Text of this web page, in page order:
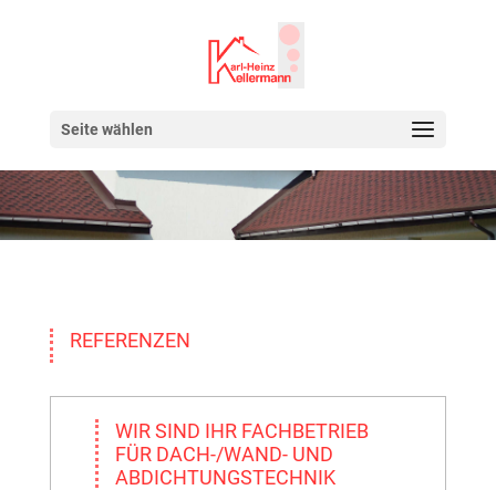
Seite wählen
REFERENZEN
WIR SIND IHR FACHBETRIEB
FÜR DACH-/WAND- UND
ABDICHTUNGSTECHNIK